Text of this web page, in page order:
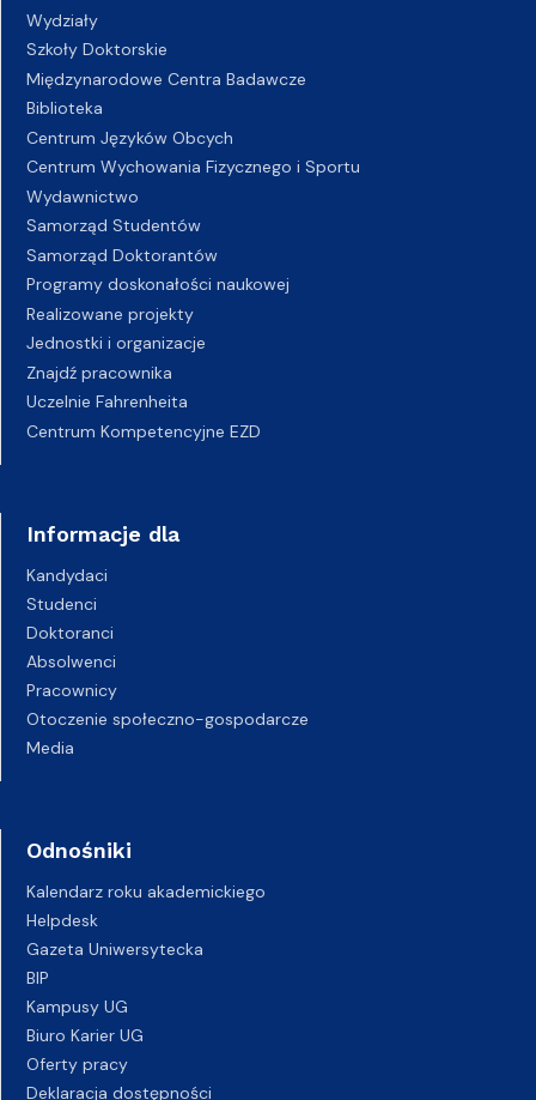
Wydziały
Szkoły Doktorskie
Międzynarodowe Centra Badawcze
Biblioteka
Centrum Języków Obcych
Centrum Wychowania Fizycznego i Sportu
Wydawnictwo
Samorząd Studentów
Samorząd Doktorantów
Programy doskonałości naukowej
Realizowane projekty
Jednostki i organizacje
Znajdź pracownika
Uczelnie Fahrenheita
Centrum Kompetencyjne EZD
Informacje dla
Kandydaci
Studenci
Doktoranci
Absolwenci
Pracownicy
Otoczenie społeczno-gospodarcze
Media
Odnośniki
Kalendarz roku akademickiego
Helpdesk
Gazeta Uniwersytecka
BIP
Kampusy UG
Biuro Karier UG
Oferty pracy
Deklaracja dostępności